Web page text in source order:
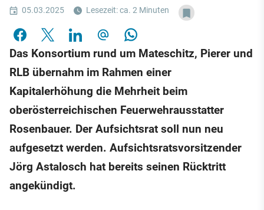
05.03.2025 Lesezeit: ca. 2 Minuten
Das Konsortium rund um Mateschitz, Pierer und
RLB übernahm im Rahmen einer
Kapitalerhöhung die Mehrheit beim
oberösterreichischen Feuerwehrausstatter
Rosenbauer. Der Aufsichtsrat soll nun neu
aufgesetzt werden. Aufsichtsratsvorsitzender
Jörg Astalosch hat bereits seinen Rücktritt
angekündigt.